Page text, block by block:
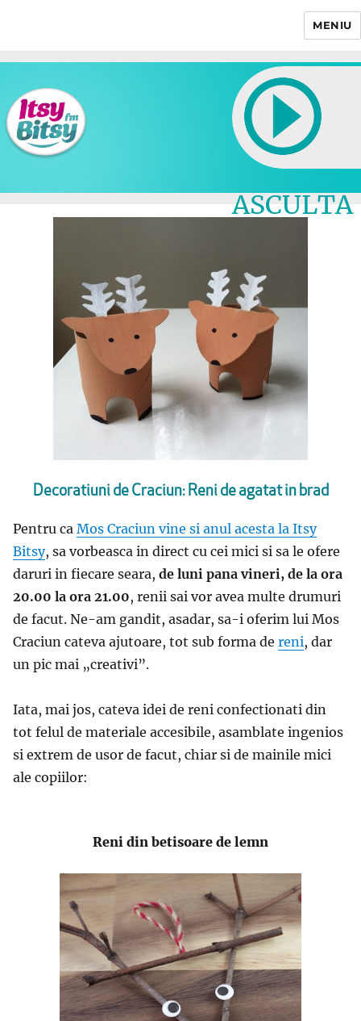
MENIU
ASCULTA
Decoratiuni de Craciun: Reni de agatat in brad
Pentru ca Mos Craciun vine si anul acesta la Itsy
Bitsy, sa vorbeasca in direct cu cei mici si sa le ofere
daruri in fiecare seara, de luni pana vineri, de la ora
20.00 la ora 21.00, renii sai vor avea multe drumuri
de facut. Ne-am gandit, asadar, sa-i oferim lui Mos
Craciun cateva ajutoare, tot sub forma de reni, dar
un pic mai „creativi”.
Iata, mai jos, cateva idei de reni confectionati din
tot felul de materiale accesibile, asamblate ingenios
si extrem de usor de facut, chiar si de mainile mici
ale copiilor:
Reni din betisoare de lemn